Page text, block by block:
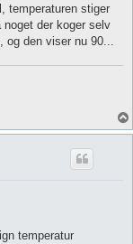
temperaturen stiger
der koger selv
den viser nu 90...
temperatur